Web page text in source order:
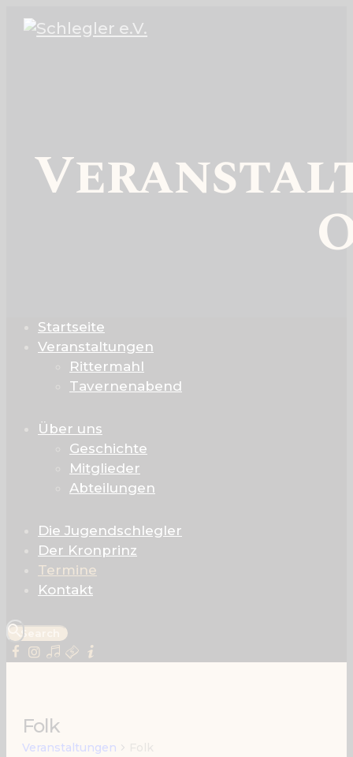
Startseite
Veranstaltungen
Rittermahl
Tavernenabend
Über uns
Geschichte
Mitglieder
Abteilungen
Die Jugendschlegler
Der Kronprinz
Termine
Kontakt
Folk
Veranstaltungen